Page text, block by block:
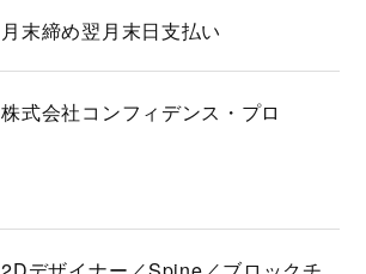
月末締め翌月末日支払い
株式会社コンフィデンス・プロ